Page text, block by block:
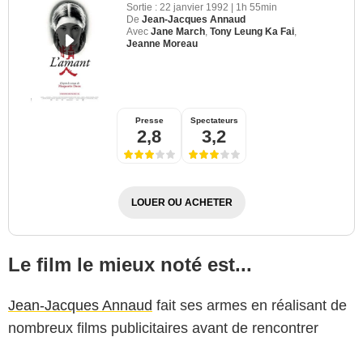
Sortie : 22 janvier 1992 | 1h 55min
De Jean-Jacques Annaud
Avec Jane March Tony Leung Ka Fai
Jeanne Moreau
Presse
2,8
Spectateurs
3,2
LOUER OU ACHETER
Le film le mieux noté est...
Jean-Jacques Annaud fait ses armes en réalisant de
nombreux films publicitaires avant de rencontrer